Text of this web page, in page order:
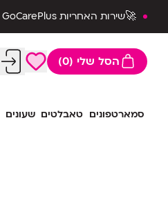
שלמות🛡️
הסל שלי (0)
סמארטפונים טאבלטים שעונים